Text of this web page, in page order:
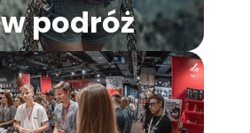
podróż